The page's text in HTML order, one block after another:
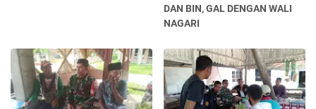
DAN BIN, GAL DENGAN WALI
NAGARI